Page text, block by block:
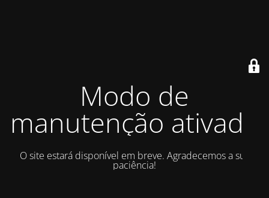
Modo de
manutenção ativado
O site estará disponível em breve. Agradecemos a sua
paciência!